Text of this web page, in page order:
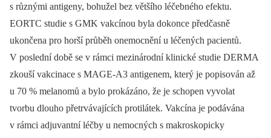
s různými antigeny, bohužel bez většího léčebného efektu.
EORTC studie s GMK vakcínou byla dokonce předčasně
ukončena pro horší průběh onemocnění u léčených pacientů.
V poslední době se v rámci mezinárodní klinické studie DERMA
zkouší vakcinace s MAGE-A3 antigenem, který je popisován až
u 70 % melanomů a bylo prokázáno, že je schopen vyvolat
tvorbu dlouho přetrvávajících protilátek. Vakcína je podávána
v rámci adjuvantní léčby u nemocných s makroskopicky